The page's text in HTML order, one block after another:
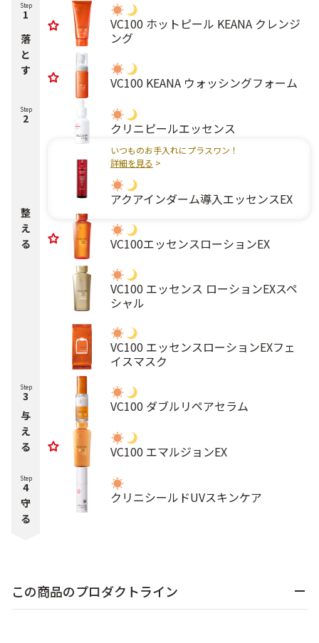
Step
1
落
と
す
VC100 ホットピール KEANA クレンジ
ング
VC100 KEANA ウォッシングフォーム
Step
2
整
え
る
クリニピールエッセンス
いつものお手入れにプラスワン！
詳細を見る >
アクアインダーム導入エッセンスEX
VC100エッセンスローションEX
VC100 エッセンス ローションEXスペ
シャル
VC100 エッセンスローションEXフェ
イスマスク
Step
3
与
え
る
VC100 ダブルリペアセラム
VC100 エマルジョンEX
Step
4
守
る
クリニシールドUVスキンケア
この商品のプロダクトライン